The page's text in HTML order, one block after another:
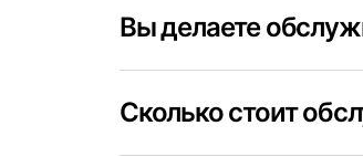
Вы делаете
Сколько стоит